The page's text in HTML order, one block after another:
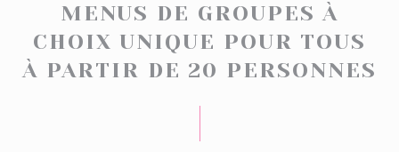
MENUS DE GROUPES À
CHOIX UNIQUE POUR TOUS
À PARTIR DE 20 PERSONNES